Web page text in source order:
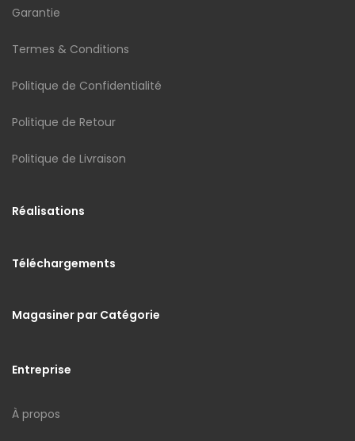
Garantie
Termes & Conditions
Politique de Confidentialité
Politique de Retour
Politique de Livraison
Réalisations
Téléchargements
Magasiner par Catégorie
Entreprise
À propos